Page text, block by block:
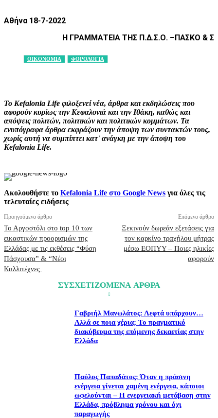
Αθήνα 18-7-2022
Η ΓΡΑΜΜΑΤΕΙΑ ΤΗΣ Π.Δ.Σ.Ο. –ΠΑΣΚΟ & Σ
ΟΙΚΟΝΟΜΙΑ ΦΟΡΟΛΟΓΙΑ
Το Kefalonia Life φιλοξενεί νέα, άρθρα και εκδηλώσεις που
αφορούν κυρίως την Κεφαλονιά και την Ιθάκη, καθώς και
απόψεις πολιτών, πολιτικών και πολιτικών κομμάτων. Τα
ενυπόγραφα άρθρα εκφράζουν την άποψη των συντακτών τους,
χωρίς αυτή να συμπίπτει κατ' ανάγκη με την άποψη του
Kefalonia Life.
Ακολουθήστε το Kefalonia Life στο Google News για όλες τις
τελευταίες ειδήσεις
Προηγούμενο άρθρο
Το Αργοστόλι στο top 10 των
εικαστικών προορισμών της
Ελλάδας με τις εκθέσεις “Φύση
Πάσχουσα” & “Νέοι
Καλλιτέχνες
Επόμενο άρθρο
Ξεκινούν δωρεάν εξετάσεις για
τον καρκίνο τραχήλου μήτρας
μέσω ΕΟΠΥΥ – Ποιες ηλικίες
αφορούν
ΣΥΣΧΕΤΙΖΟΜΕΝΑ ΑΡΘΡΑ
Γαβριήλ Μανωλάτος: Λεφτά υπάρχουν…
Αλλά σε ποια χέρια; Το πραγματικό
διακύβευμα της επόμενης δεκαετίας στην
Ελλάδα
Παύλος Παπαδάτος: Όταν η πράσινη
ενέργεια γίνεται χαμένη ενέργεια, κάποιοι
ωφελούνται – Η ενεργειακή μετάβαση στην
Ελλάδα, πρόβλημα χρόνου και όχι
παραγωγής